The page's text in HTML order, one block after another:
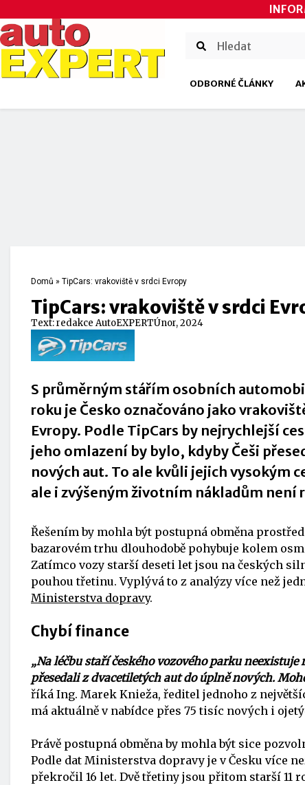
ODBORNÉ ČLÁNKY
Domů » TipCars: vrakoviště v srdci Evropy
TipCars: vrakoviště v srdci
Text:redakce AutoEXPERTÚnor, 2024
S průměrným stářím osobních
roku je Česko označováno jako
Evropy. Podle TipCars by nejrychlejší
jeho omlazení by bylo, kdyby Češi
nových aut. To ale kvůli jejich vysokým
ale i zvýšeným životním nákladům není
Řešením by mohla být postupná obměna
bazarovém trhu dlouhodobě pohybuje kolem
Zatímco vozy starší deseti let jsou na českých
pouhou třetinu. Vyplývá to z analýzy více než
Ministerstva dopravy.
Chybí finance
„Na léčbu staří českého vozového parku
přesedali z dvacetiletých aut do úplně nových.
říká Ing. Marek Knieža, ředitel jednoho z
má aktuálně v nabídce přes 75 tisíc nových i
Právě postupná obměna by mohla být sice
Podle dat Ministerstva dopravy je v Česku více
překročil 16 let. Dvě třetiny jsou přitom starší 11